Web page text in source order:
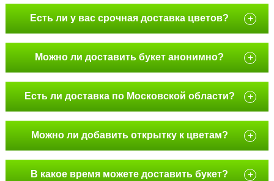
Есть ли у вас срочная доставка цветов? +
Можно ли доставить букет анонимно? +
Есть ли доставка по Московской области? +
Можно ли добавить открытку к цветам? +
В какое время можете доставить букет? +